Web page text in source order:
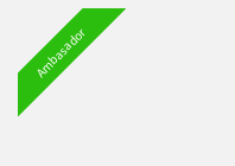
Ambasador